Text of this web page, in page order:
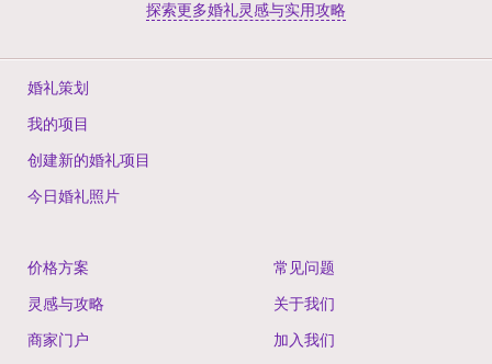
探索更多婚礼灵感与实用攻略
婚礼策划
我的项目
创建新的婚礼项目
今日婚礼照片
价格方案
灵感与攻略
商家门户
常见问题
关于我们
加入我们